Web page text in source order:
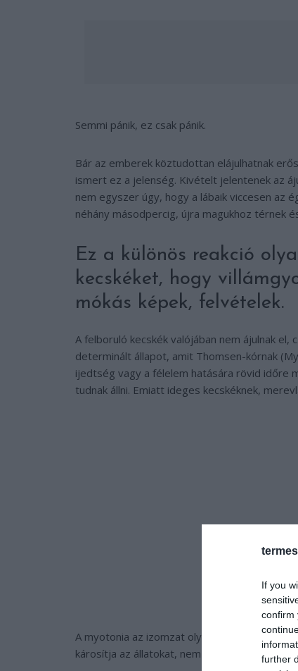
If you
confirm
further
Semmi pánik, ez csak pánik.
Bár az emberek köztudottan elájulhatnak
ismert ez a jelenség. Kivételt jelentenek az
nem egyszer úgy, hogy a lábaik viccesen az
néhány másodpercig, újra magukhoz térnek
Ez a különös reakció
kecskéket, hogy
mókás képek, felvételek.
A felboruló kecskék valójában nem ájulnak
determinált állapot, amit Thomsen-kórnak (
ijedtség vagy a félelem hatására rövid időre
tudnak állni. Emiatt ideges kecskéknek,
A myotonia az izomzat olyan állapota,
károsítja az állatokat, nem is fájdalmas, noha